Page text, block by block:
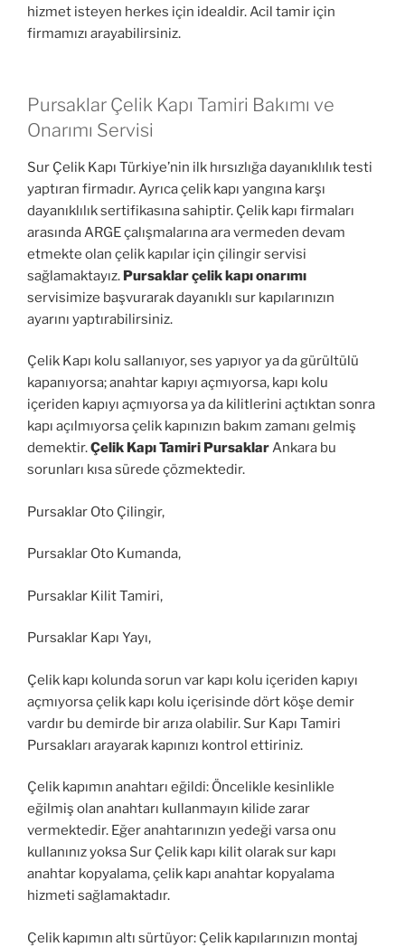
hizmet isteyen herkes için idealdir. Acil tamir için
firmamızı arayabilirsiniz.
Pursaklar Çelik Kapı Tamiri Bakımı ve
Onarımı Servisi
Sur Çelik Kapı Türkiye’nin ilk hırsızlığa dayanıklılık testi
yaptıran firmadır. Ayrıca çelik kapı yangına karşı
dayanıklılık sertifikasına sahiptir. Çelik kapı firmaları
arasında ARGE çalışmalarına ara vermeden devam
etmekte olan çelik kapılar için çilingir servisi
sağlamaktayız. Pursaklar çelik kapı onarımı
servisimize başvurarak dayanıklı sur kapılarınızın
ayarını yaptırabilirsiniz.
Çelik Kapı kolu sallanıyor, ses yapıyor ya da gürültülü
kapanıyorsa; anahtar kapıyı açmıyorsa, kapı kolu
içeriden kapıyı açmıyorsa ya da kilitlerini açtıktan sonra
kapı açılmıyorsa çelik kapınızın bakım zamanı gelmiş
demektir.Çelik Kapı Tamiri PursaklarAnkara bu
sorunları kısa sürede çözmektedir.
Pursaklar Oto Çilingir,
Pursaklar Oto Kumanda,
Pursaklar Kilit Tamiri,
Pursaklar Kapı Yayı,
Çelik kapı kolunda sorun var kapı kolu içeriden kapıyı
açmıyorsa çelik kapı kolu içerisinde dört köşe demir
vardır bu demirde bir arıza olabilir. Sur Kapı Tamiri
Pursakları arayarak kapınızı kontrol ettiriniz.
Çelik kapımın anahtarı eğildi: Öncelikle kesinlikle
eğilmiş olan anahtarı kullanmayın kilide zarar
vermektedir. Eğer anahtarınızın yedeği varsa onu
kullanınız yoksa Sur Çelik kapı kilit olarak sur kapı
anahtar kopyalama, çelik kapı anahtar kopyalama
hizmeti sağlamaktadır.
Çelik kapımın altı sürtüyor: Çelik kapılarınızın montaj